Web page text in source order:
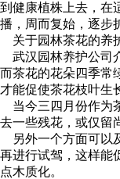
到健康植株上去，在
播，周而复始，逐步
关于园林茶花的养护问
武汉园林养护公司介
而茶花的花朵四季常绿
才能促使茶花枝叶生长
当今三四月份作为茶
去一些残花，或仅留
另外一个方面可以及
再进行试驾，这样
点木质化。